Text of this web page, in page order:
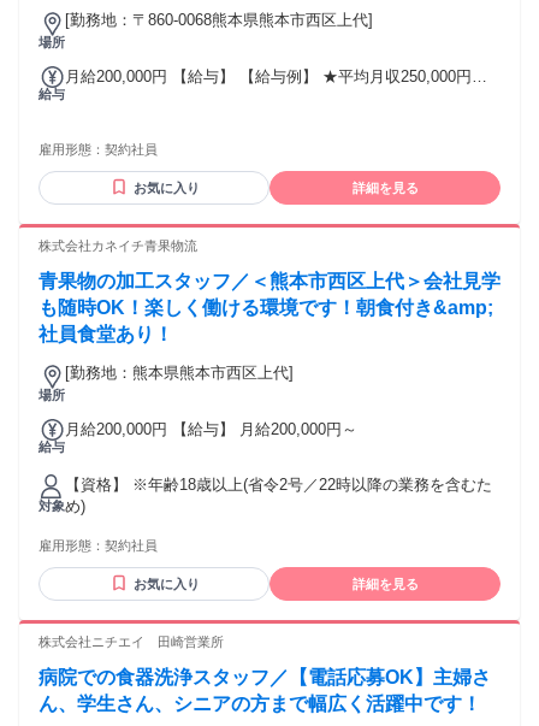
場所
[勤務地：〒860-0068熊本県熊本市西区上代]
給与
月給200,000円 【給与】 【給与例】 ★平均月収250,000円程
□研修期間あり(最長3ヶ月) ※研修期間終了後は正社員雇用 各
＊職務手当 ＊役職手当 ＊住宅手当 ＊家族手当 ＊保育手当(満
3歳まで) ＊食事手当 ※各規定あり
雇用形態： 契約社員
お気に入り 詳細を見る
株式会社カネイチ青果物流
青果物の加工スタッフ／＜熊本市西区上代＞会社見学
も随時OK！楽しく働ける環境です！朝食付き&amp;
社員食堂あり！
場所
[勤務地：熊本県熊本市西区上代]
給与
月給200,000円 【給与】 月給200,000円～
対象
【資格】 ※年齢18歳以上(省令2号／22時以降の業務を含むた
め)
雇用形態： 契約社員
お気に入り 詳細を見る
株式会社ニチエイ 田崎営業所
病院での食器洗浄スタッフ／【電話応募OK】主婦さ
ん、学生さん、シニアの方まで幅広く活躍中です！